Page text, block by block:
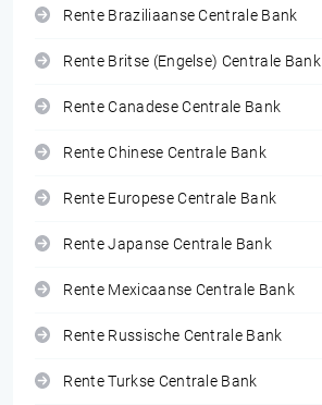
Rente Braziliaanse Centrale Bank
Rente Britse (Engelse) Centrale Bank
Rente Canadese Centrale Bank
Rente Chinese Centrale Bank
Rente Europese Centrale Bank
Rente Japanse Centrale Bank
Rente Mexicaanse Centrale Bank
Rente Russische Centrale Bank
Rente Turkse Centrale Bank